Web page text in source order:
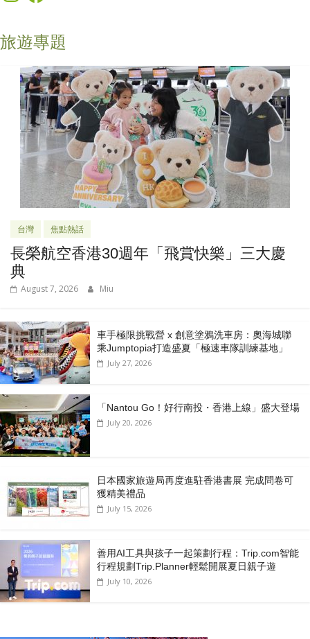
旅遊專題
台灣 焦點熱話
長榮航空香港30週年「飛賞快樂」三大慶
典
August 7, 2026 Miu
車手極限挑戰營 x 創意塗鴉洗車房：奧海城聯
乘Jumptopia打造盛夏「極速車隊訓練基地」
July 27, 2026
「Nantou Go！好行南投・香港上線」盛大登場
July 20, 2026
日本國家旅遊局再度進駐香港書展 完成問卷可
獲精美禮品
July 15, 2026
善用AI工具與孩子一起策劃行程：Trip.com智能
行程規劃Trip.Planner輕鬆開展夏日親子遊
July 10, 2026